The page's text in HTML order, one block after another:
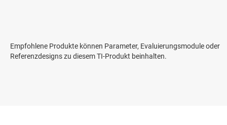
Empfohlene Produkte können Parameter, Evaluierungsmodule oder
Referenzdesigns zu diesem TI-Produkt beinhalten.